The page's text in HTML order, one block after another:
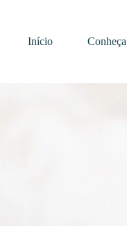
Início Conheça